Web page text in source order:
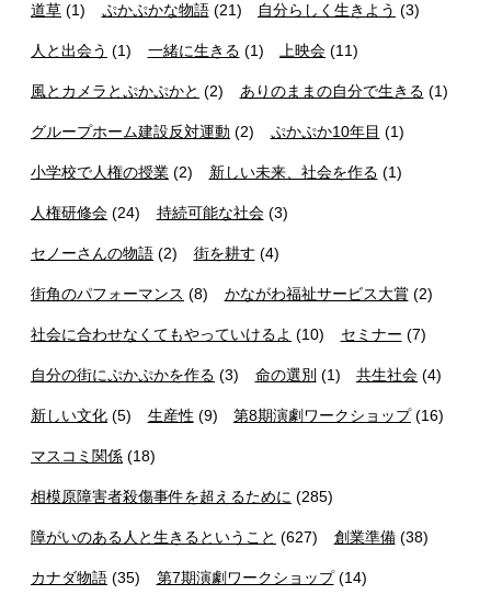
道草 (1) ぷかぷかな物語(21) 自分らしく生きよう (3)
人と出会う (1) 一緒に生きる (1) 上映会 (11)
風とカメラとぷかぷかと (2) ありのままの自分で生きる (1)
グループホーム建設反対運動 (2) ぷかぷか10年目 (1)
小学校で人権の授業 (2) 新しい未来、社会を作る (1)
人権研修会 (24) 持続可能な社会(3)
セノーさんの物語 (2) 街を耕す (4)
街角のパフォーマンス (8) かながわ福祉サービス大賞(2)
社会に合わせなくてもやっていけるよ (10) セミナー (7)
自分の街にぷかぷかを作る (3) 命の選別 (1) 共生社会 (4)
新しい文化 (5) 生産性 (9) 第8期演劇ワークショップ(16)
マスコミ関係 (18)
相模原障害者殺傷事件を超えるために (285)
障がいのある人と生きるということ (627) 創業準備(38)
カナダ物語 (35) 第7期演劇ワークショップ(14)